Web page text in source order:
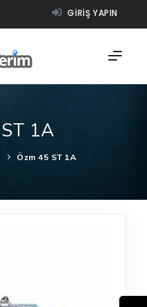
GIRIŞ YAPIN
1A
Özm 45 ST 1A